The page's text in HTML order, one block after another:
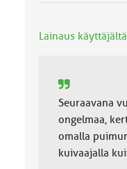
a
Lainaus
Seuraavana
ongelmaa,
omalla
kuivaajalla